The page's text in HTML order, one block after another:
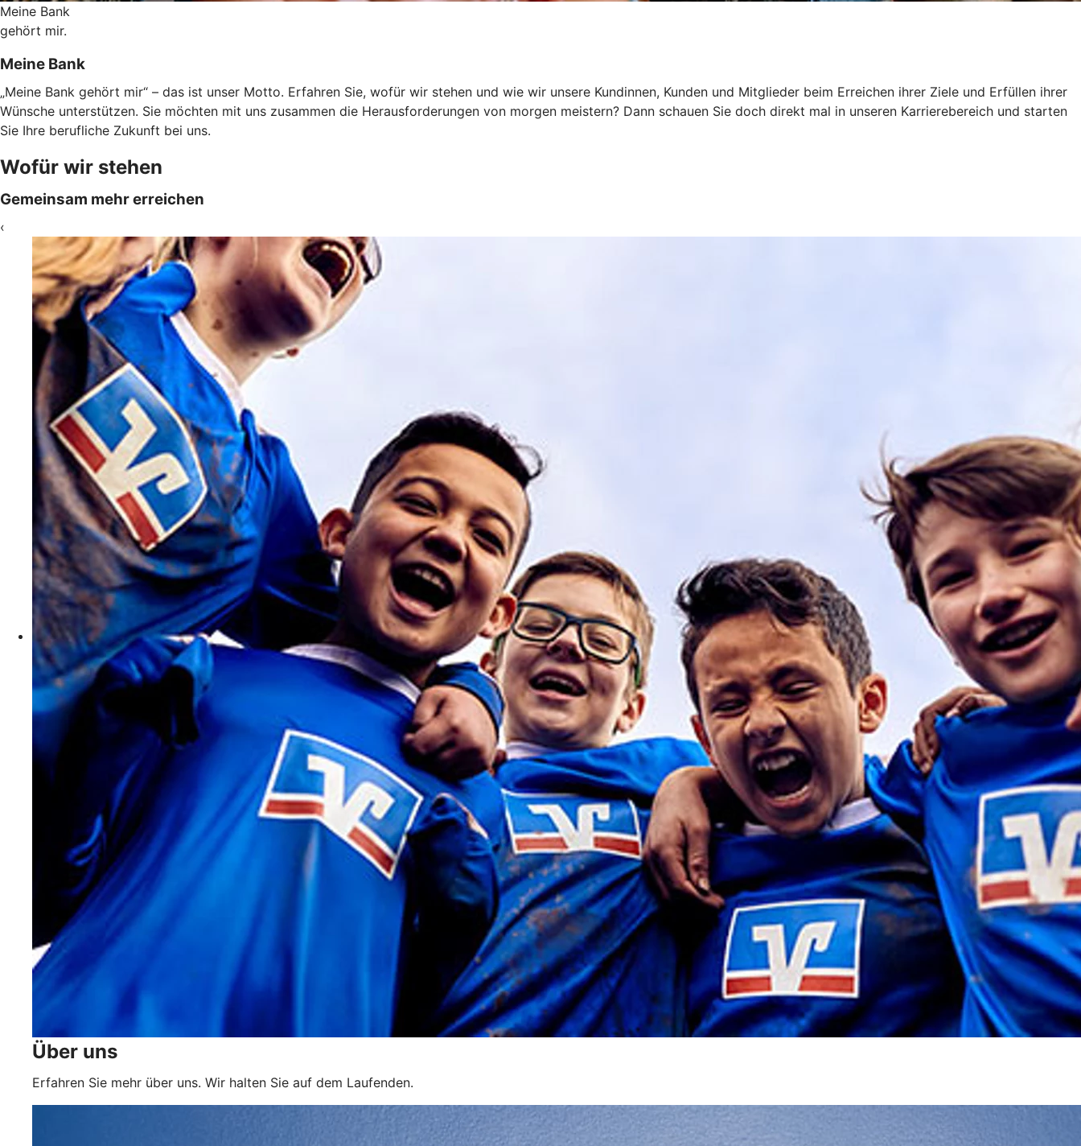
Meine Bank
gehört mir.
Meine Bank
„Meine Bank gehört mir“ – das ist unser Motto. Erfahren Sie, wofür wir stehen und wie wir unsere Kundinnen, Kunden und Mitglieder beim Erreichen ihrer Ziele und Erfüllen ihrer
Wünsche unterstützen. Sie möchten mit uns zusammen die Herausforderungen von morgen meistern? Dann schauen Sie doch direkt mal in unseren Karrierebereich und starten
Sie Ihre berufliche Zukunft bei uns.
Wofür wir stehen
Gemeinsam mehr erreichen
‹
Über uns
Erfahren Sie mehr über uns. Wir halten Sie auf dem Laufenden.